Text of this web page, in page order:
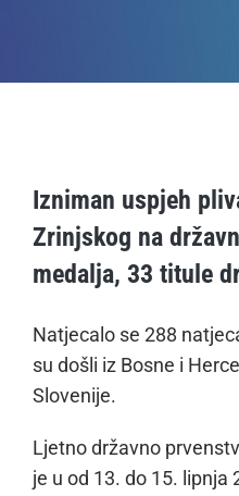
Izniman uspjeh
Zrinjskog na
medalja, 33 titule
Natjecalo se 288
su došli iz Bosne i
Slovenije.
Ljetno državno
je u od 13. do 15. lipnja